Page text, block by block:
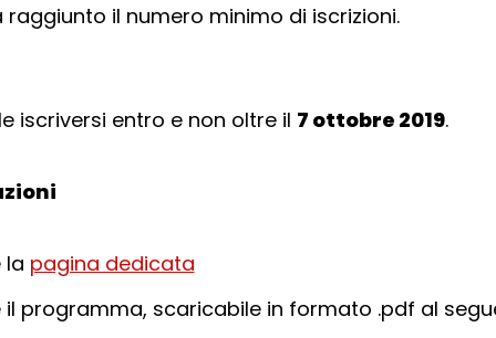
il numero minimo di iscrizioni.
iscriversi entro e non oltre il 7 ottobre 2019.
la pagina dedicata
programma, scaricabile in formato .pdf al